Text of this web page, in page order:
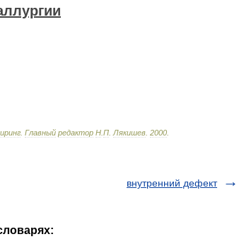
Главный редактор Н П Лякишев 2000
внутренний дефект